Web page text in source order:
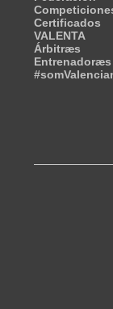
Certificados
VALENTA
Árbitræs
Entrenadoræs